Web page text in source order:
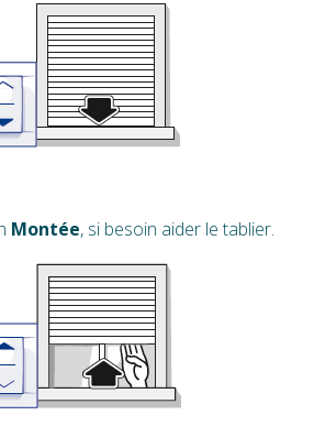
Montée, si besoin aider le tablier.